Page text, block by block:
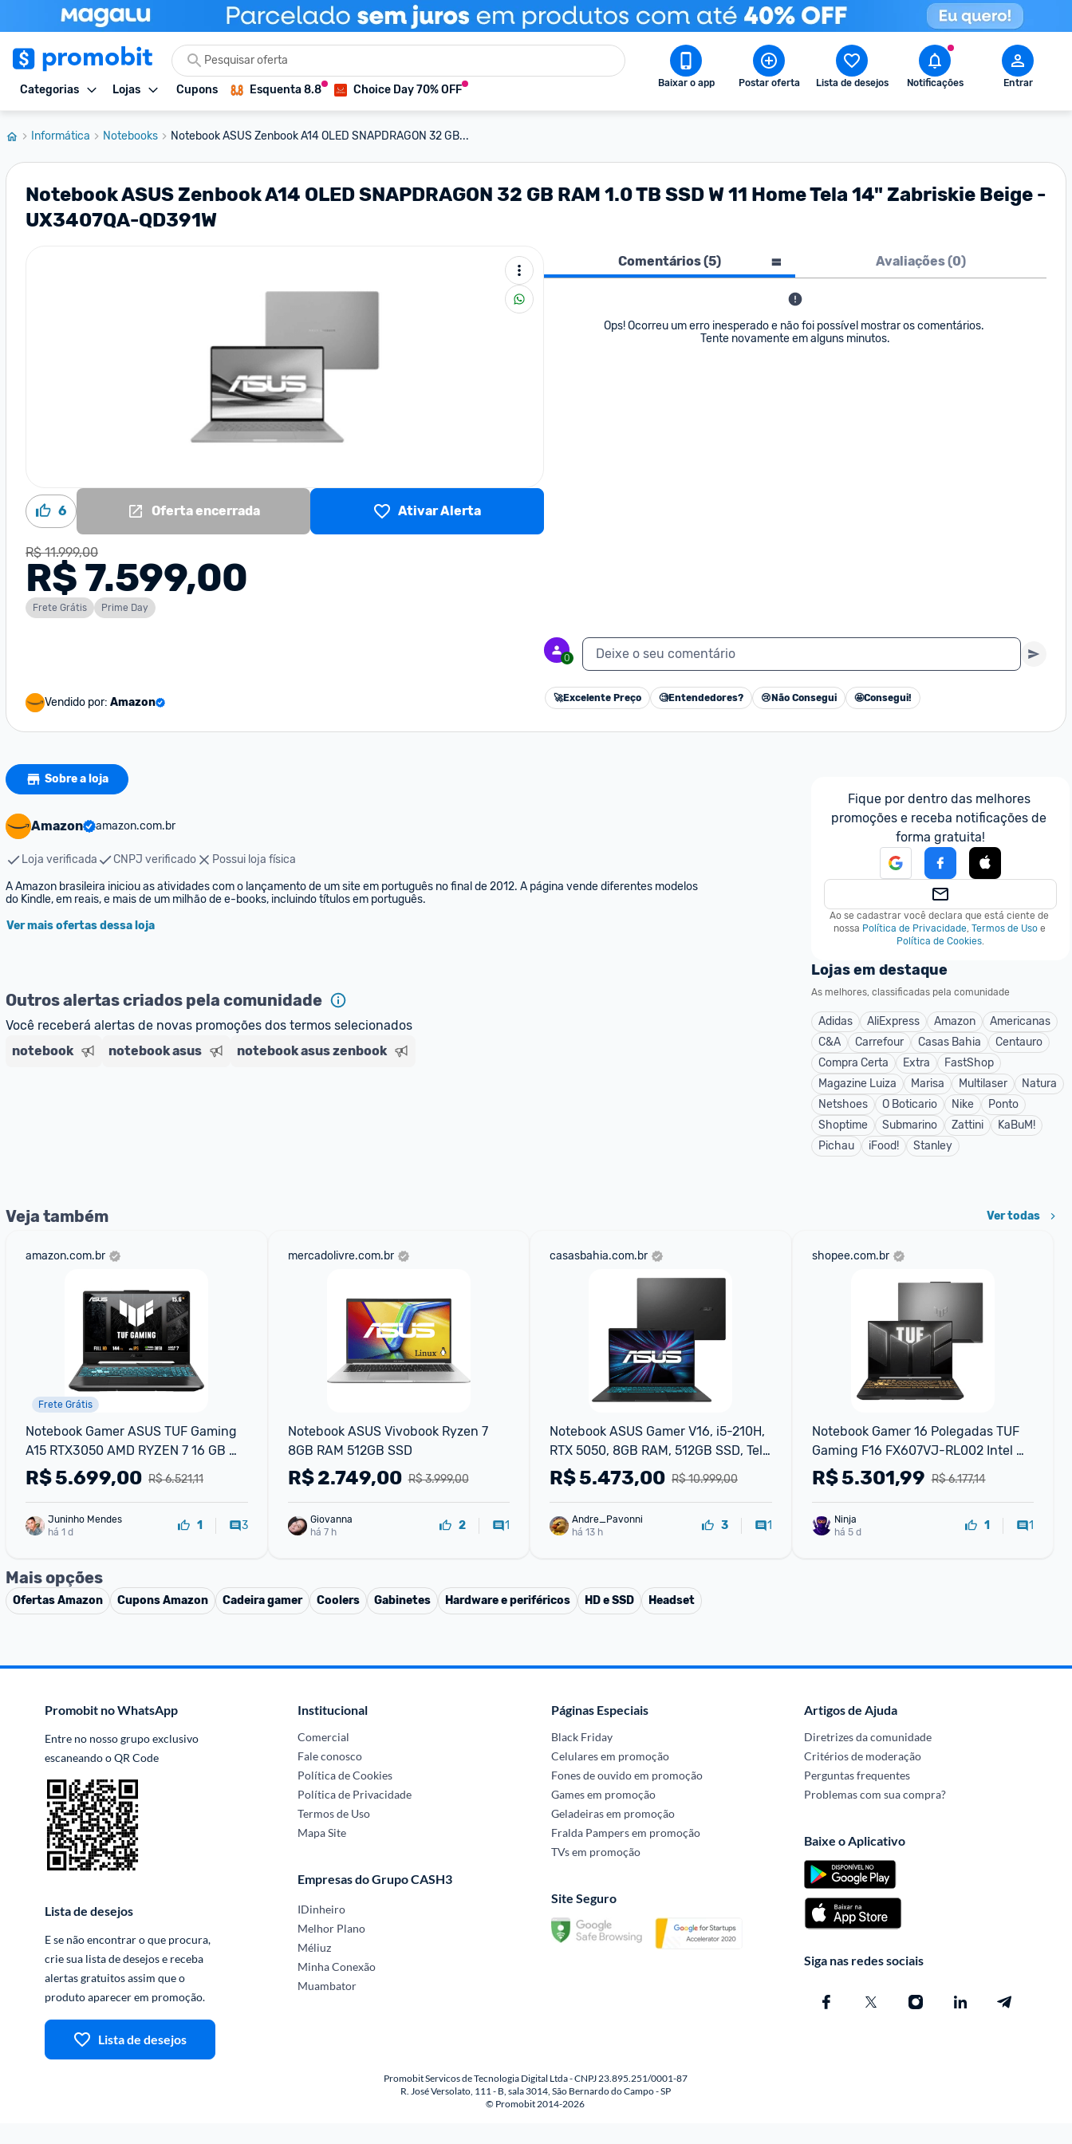
Categorias Lojas Cupons Esquenta 8.8 Choice Day 70% OFF Baixar o app Postar oferta Lista de desejos Notificações Entrar
Informática Notebooks Notebook ASUS Zenbook A14 OLED SNAPDRAGON 32 GB...
Notebook ASUS Zenbook A14 OLED SNAPDRAGON 32 GB RAM 1.0 TB SSD W 11 Home Tela 14" Zabriskie Beige -
UX3407QA-QD391W
6 Oferta encerrada Ativar Alerta
R$ 11.999,00
R$ 7.599,00
Frete Grátis Prime Day
Vendido por: Amazon
Comentários (5) Avaliações (0)
Ops! Ocorreu um erro inesperado e não foi possível mostrar os comentários.
Tente novamente em alguns minutos.
0 Deixe o seu comentário
🚀Excelente Preço 🧐Entendedores? 😢 Não Consegui 🤩Consegui!
Sobre a loja
Amazon amazon.com.br
Loja verificada CNPJ verificado
Possui loja física
A Amazon brasileira iniciou as atividades com o lançamento de um site em português no final de 2012. A página vende diferentes modelos
do Kindle, em reais, e mais de um milhão de e-books, incluindo títulos em português.
Ver mais ofertas dessa loja
Outros alertas criados pela comunidade
Você receberá alertas de novas promoções dos termos selecionados
notebook
notebook asus notebook asus zenbook
Fique por dentro das melhores
promoções e receba notificações de
forma gratuita!
Ao se cadastrar você declara que está ciente de
nossa Política de Privacidade, Termos de Uso e
Política de Cookies.
Lojas em destaque
As melhores, classificadas pela comunidade
Adidas AliExpress Amazon
Americanas
C&A
Carrefour Casas Bahia
Centauro
Compra Certa
Extra
FastShop
Magazine Luiza
Marisa Multilaser
Natura
Netshoes
O Boticario Nike
Ponto
Shoptime
Submarino Zattini
KaBuM!
Pichau
iFood! Stanley
Veja também Ver todas
amazon.com.br
Frete Grátis
Notebook Gamer ASUS TUF Gaming
A15 RTX3050 AMD RYZEN 7 16 GB
512 GB SSD W11 Home 15.6'' IPS
144Hz Graphite Black
R$ 6.521,11
R$5.699,00
Juninho Mendes
há 1 d
1 3
mercadolivre.com.br
Notebook ASUS Vivobook Ryzen 7
8GB RAM 512GB SSD
R$ 3.999,00
R$2.749,00
Giovanna
há 7 h
2 1
casasbahia.com.br
Notebook ASUS Gamer V16, i5-210H,
RTX 5050, 8GB RAM, 512GB SSD, Tela
16"FHD 144Hz, Linux
R$ 10.999,00
R$5.473,00
Andre_Pavonni
há 13 h
3 1
shopee.com.br
Notebook Gamer 16 Polegadas TUF
Gaming F16 FX607VJ-RL002 Intel
Core 5 210H 8GB RAM 512GB SSD
RTX 3050 Mecha Gray Asus
R$ 6.177,14
R$5.301,99
há 5 d
1 1
Mais opções
OfertasAmazon CuponsAmazon Cadeira gamer Coolers Gabinetes Hardware e periféricos HD e SSD Headset
Promobit no WhatsApp
Entre no nosso grupo exclusivo
escaneando o QR Code
Lista de desejos
E se não encontrar o que procura,
crie sua lista de desejos e receba
alertas gratuitos assim que o
produto aparecer em promoção.
Lista de desejos
Institucional
Comercial
Fale conosco
Política de Cookies
Política de Privacidade
Termos de Uso
Mapa Site
Empresas do Grupo CASH3
IDinheiro
Melhor Plano
Méliuz
Minha Conexão
Muambator
Páginas Especiais
Black Friday
Celulares em promoção
Fones de ouvido em promoção
Games em promoção
Geladeiras em promoção
Fralda Pampers em promoção
TVs em promoção
Site Seguro
Artigos de Ajuda
Diretrizes da comunidade
Critérios de moderação
Perguntas frequentes
Problemas com sua compra?
Baixe o Aplicativo
Siga nas redes sociais
Promobit Servicos de Tecnologia Digital Ltda - CNPJ 23.895.251/0001-87
R. José Versolato, 111 - B, sala 3014, São Bernardo do Campo - SP
© Promobit 2014-2026